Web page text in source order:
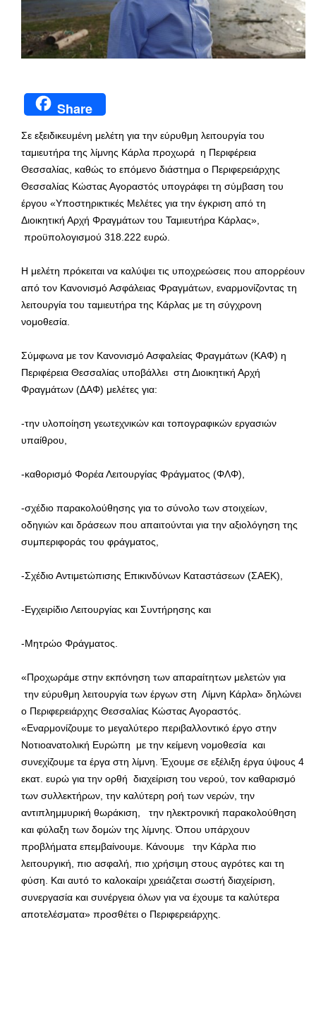
Share
Σε εξειδικευμένη μελέτη για την εύρυθμη λειτουργία του
ταμιευτήρα της λίμνης Κάρλα προχωρά η Περιφέρεια
Θεσσαλίας, καθώς το επόμενο διάστημα ο Περιφερειάρχης
Θεσσαλίας Κώστας Αγοραστός υπογράφει τη σύμβαση του
έργου «Υποστηρικτικές Μελέτες για την έγκριση από τη
Διοικητική Αρχή Φραγμάτων του Ταμιευτήρα Κάρλας»,
προϋπολογισμού 318.222 ευρώ.
Η μελέτη πρόκειται να καλύψει τις υποχρεώσεις που απορρέουν
από τον Κανονισμό Ασφάλειας Φραγμάτων, εναρμονίζοντας τη
λειτουργία του ταμιευτήρα της Κάρλας με τη σύγχρονη
νομοθεσία.
Σύμφωνα με τον Κανονισμό Ασφαλείας Φραγμάτων (ΚΑΦ) η
Περιφέρεια Θεσσαλίας υποβάλλει στη Διοικητική Αρχή
Φραγμάτων (ΔΑΦ) μελέτες για:
-την υλοποίηση γεωτεχνικών και τοπογραφικών εργασιών
υπαίθρου,
-καθορισμό Φορέα Λειτουργίας Φράγματος (ΦΛΦ),
-σχέδιο παρακολούθησης για το σύνολο των στοιχείων,
οδηγιών και δράσεων που απαιτούνται για την αξιολόγηση της
συμπεριφοράς του φράγματος,
-Σχέδιο Αντιμετώπισης Επικινδύνων Καταστάσεων (ΣΑΕΚ),
-Εγχειρίδιο Λειτουργίας και Συντήρησης και
-Μητρώο Φράγματος.
«Προχωράμε στην εκπόνηση των απαραίτητων μελετών για
την εύρυθμη λειτουργία των έργων στη Λίμνη Κάρλα» δηλώνει
ο Περιφερειάρχης Θεσσαλίας Κώστας Αγοραστός.
«Εναρμονίζουμε το μεγαλύτερο περιβαλλοντικό έργο στην
Νοτιοανατολική Ευρώπη με την κείμενη νομοθεσία και
συνεχίζουμε τα έργα στη λίμνη. Έχουμε σε εξέλιξη έργα ύψους 4
εκατ. ευρώ για την ορθή διαχείριση του νερού, τον καθαρισμό
των συλλεκτήρων, την καλύτερη ροή των νερών, την
αντιπλημμυρική θωράκιση, την ηλεκτρονική παρακολούθηση
και φύλαξη των δομών της λίμνης. Όπου υπάρχουν
προβλήματα επεμβαίνουμε. Κάνουμε την Κάρλα πιο
λειτουργική, πιο ασφαλή, πιο χρήσιμη στους αγρότες και τη
φύση. Και αυτό το καλοκαίρι χρειάζεται σωστή διαχείριση,
συνεργασία και συνέργεια όλων για να έχουμε τα καλύτερα
αποτελέσματα» προσθέτει ο Περιφερειάρχης.